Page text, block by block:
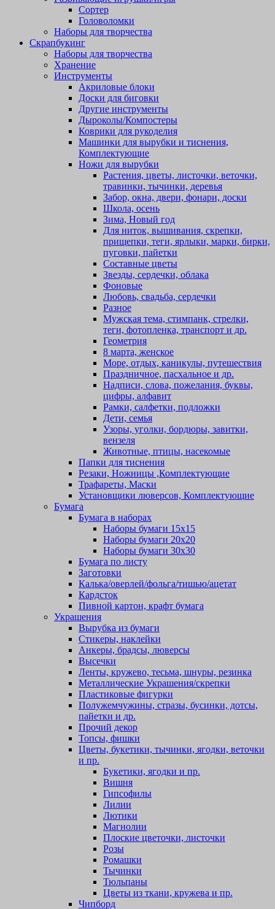
Сортер
Головоломки
Наборы для творчества
Скрапбукинг
Наборы для творчества
Хранение
Инструменты
Акриловые блоки
Доски для биговки
Другие инструменты
Дыроколы/Компостеры
Коврики для рукоделия
Машинки для вырубки и тиснения,
Комплектующие
Ножи для вырубки
Растения, цветы, листочки, веточки,
травинки, тычинки, деревья
Забор, окна, двери, фонари, доски
Школа, осень
Зима, Новый год
Для ниток, вышивания, скрепки,
прищепки, теги, ярлыки, марки, бирки,
пуговки, пайетки
Составные цветы
Звезды, сердечки, облака
Фоновые
Любовь, свадьба, сердечки
Разное
Мужская тема, стимпанк, стрелки,
теги, фотопленка, транспорт и др.
Геометрия
8 марта, женское
Море, отдых, каникулы, путешествия
Праздничное, пасхальное и др.
Надписи, слова, пожелания, буквы,
цифры, алфавит
Рамки, салфетки, подложки
Дети, семья
Узоры, уголки, бордюры, завитки,
вензеля
Животные, птицы, насекомые
Папки для тиснения
Резаки, Ножницы ,Комплектующие
Трафареты, Маски
Установщики люверсов, Комплектующие
Бумага
Бумага в наборах
Наборы бумаги 15х15
Наборы бумаги 20х20
Наборы бумаги 30х30
Бумага по листу
Заготовки
Калька/оверлей/фольга/тишью/ацетат
Кардсток
Пивной картон, крафт бумага
Украшения
Вырубка из бумаги
Стикеры, наклейки
Анкеры, брадсы, люверсы
Высечки
Ленты, кружево, тесьма, шнуры, резинка
Металлические Украшения/скрепки
Пластиковые фигурки
Полужемчужины, стразы, бусинки, дотсы,
пайетки и др.
Прочий декор
Топсы, фишки
Цветы, букетики, тычинки, ягодки, веточки
и пр.
Букетики, ягодки и пр.
Вишня
Гипсофилы
Лилии
Лютики
Магнолии
Плоские цветочки, листочки
Розы
Ромашки
Тычинки
Тюльпаны
Цветы из ткани, кружева и пр.
Чипборд